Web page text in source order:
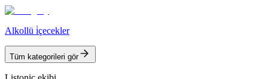
Alkollü i̇çecekler
Tüm kategorileri gör